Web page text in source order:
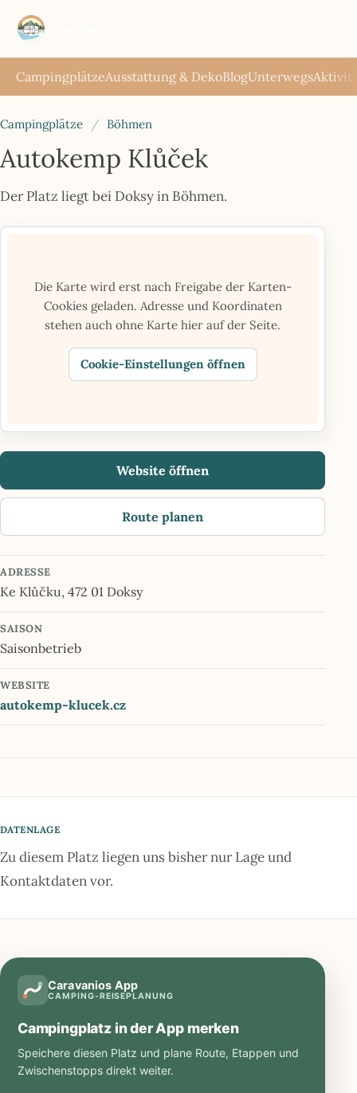
CampingplätzeAusstattung & DekoBlogUnterwegs
Campingplätze / Böhmen
Autokemp Klůček
Der Platz liegt bei Doksy in Böhmen.
Die Karte wird erst nach Freigabe der Karten-
Cookies geladen. Adresse und Koordinaten
stehen auch ohne Karte hier auf der Seite.
Cookie-Einstellungen öffnen
Website öffnen
Route planen
ADRESSE
Ke Klůčku, 472 01 Doksy
SAISON
Saisonbetrieb
WEBSITE
autokemp-klucek.cz
DATENLAGE
Zu diesem Platz liegen uns bisher nur Lage und
Kontaktdaten vor.
Caravanios App
CAMPING-REISEPLANUNG
Campingplatz in der App merken
Speichere diesen Platz und plane Route, Etappen und
Zwischenstopps direkt weiter.